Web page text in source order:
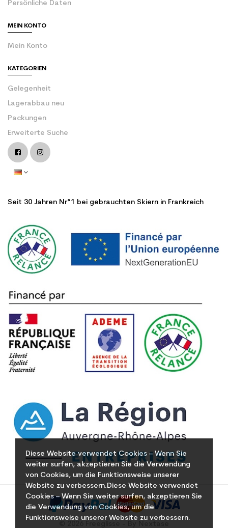
Diese Website verwendet Cookies – Wenn Sie
weiter surfen, akzeptieren Sie die Verwendung
von Cookies, um die Funktionsweise unserer
Website zu verbessern.Diese Website verwendet
Cookies – Wenn Sie weiter surfen, akzeptieren Sie
die Verwendung von Cookies, um die
Funktionsweise unserer Website zu verbessern.
Persönliche Daten
MEIN KONTO
Mein Konto
KATEGORIEN
Gelegenheit
Lagerabbau neu
Packungen
Erweiterte Suche
Seit 30 Jahren Nr°1 bei gebrauchten Skiern in Frankreich